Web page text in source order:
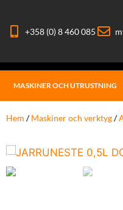
+358 (0) 8 460 085
MASKINER OCH UTRUSTNING
Hem /Maskiner och verktyg/